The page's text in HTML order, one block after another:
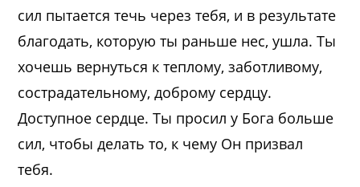
сил пытается течь через тебя, и в результате
благодать, которую ты раньше нес, ушла. Ты
хочешь вернуться к теплому, заботливому,
сострадательному, доброму сердцу.
Доступное сердце. Ты просил у Бога больше
сил, чтобы делать то, к чему Он призвал
тебя.